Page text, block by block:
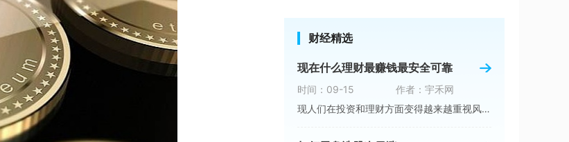
财经精选
现在什么理财最赚钱最安全可靠
时间：09-15
作者：宇禾网
现人们在投资和理财方面变得越来越重视风险防范